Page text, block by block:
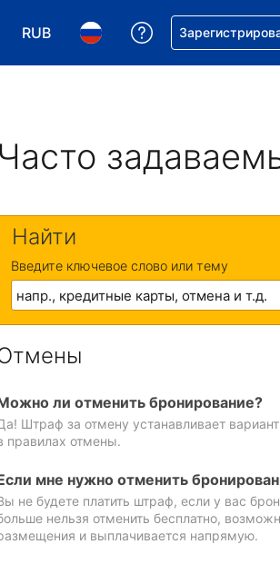
RUB
Выберите валюту. Текущая
Выберите язык. Текущий
Получите
Часто
Найти
Введите ключевое слово или тему
ли отменить бронирование?
Штраф за отмену устанавливает
правилах отмены.
мне нужно отменить
не будете платить штраф, если у вас
нельзя отменить бесплатно,
и выплачивается напрямую.